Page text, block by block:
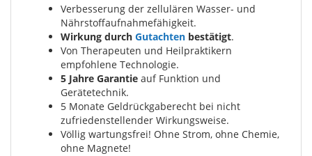
Verbesserung der zellulären Wasser- und
Nährstoffaufnahmefähigkeit.
Wirkung durch Gutachten bestätigt.
Von Therapeuten und Heilpraktikern
empfohlene Technologie.
5 Jahre Garantie auf Funktion und
Gerätetechnik.
5 Monate Geldrückgaberecht bei nicht
zufriedenstellender Wirkungsweise.
Völlig wartungsfrei! Ohne Strom, ohne Chemie,
ohne Magnete!